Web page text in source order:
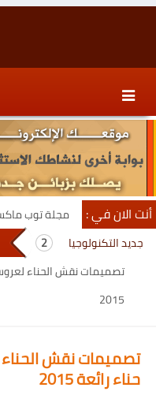
content
secondary
content
أنت الان في :
مجلة توب
جديد التكنولوجيا
2015
حناء رائعة 2015